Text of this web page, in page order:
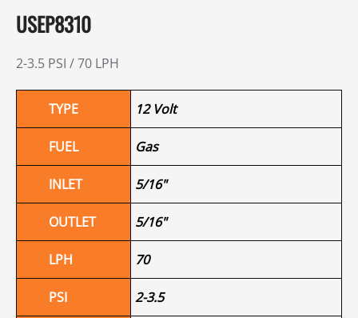
USEP8310
2-3.5 PSI / 70 LPH
TYPE 12 Volt
FUEL Gas
INLET 5/16"
OUTLET 5/16"
LPH 70
PSI 2-3.5